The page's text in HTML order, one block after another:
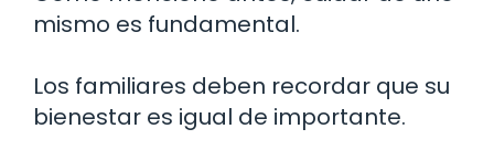
mismo es fundamental.
Los familiares deben recordar que su
bienestar es igual de importante.